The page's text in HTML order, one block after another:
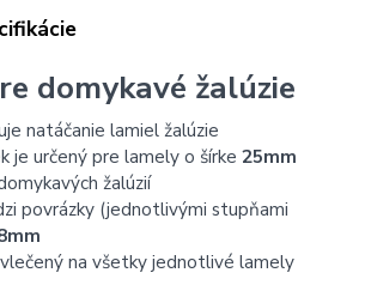
domykavé žalúzie
natáčanie lamiel žalúzie
je určený pre lamely o šírke25mm
žalúzií
povrázky (jednotlivými stupňami
na všetky jednotlivé lamely